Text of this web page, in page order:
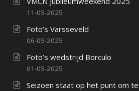
11-05-2025
Foto’s Varsseveld
06-05-2025
Foto’s wedstrijd Borculo
01-05-2025
Seizoen staat op het punt om